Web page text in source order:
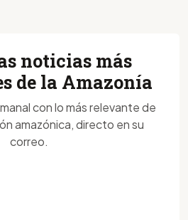
noticias más
de la Amazonía
con lo más relevante de
amazónica, directo en su
correo.